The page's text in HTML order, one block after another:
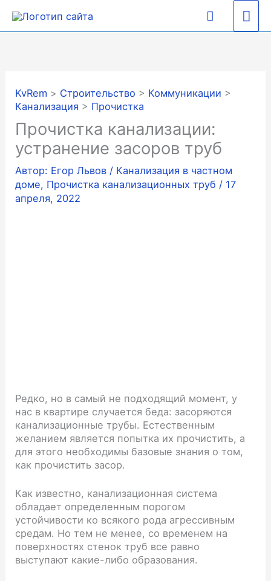
содержимому
Поиск
KvRem > Строительство > Коммуникации >
Канализация > Прочистка
Прочистка канализации:
устранение засоров труб
Автор: Егор Львов / Канализация в частном
доме, Прочистка канализационных труб / 17
апреля, 2022
Редко, но в самый не подходящий момент, у
нас в квартире случается беда: засоряются
канализационные трубы. Естественным
желанием является попытка их прочистить, а
для этого необходимы базовые знания о том,
как прочистить засор.
Как известно, канализационная система
обладает определенным порогом
устойчивости ко всякого рода агрессивным
средам. Но тем не менее, со временем на
поверхностях стенок труб все равно
выступают какие-либо образования.